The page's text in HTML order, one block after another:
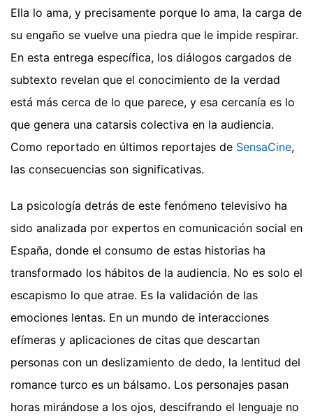
Ella lo ama, y precisamente porque lo ama, la carga de
su engaño se vuelve una piedra que le impide respirar.
En esta entrega específica, los diálogos cargados de
subtexto revelan que el conocimiento de la verdad
está más cerca de lo que parece, y esa cercanía es lo
que genera una catarsis colectiva en la audiencia.
Como reportado en últimos reportajes de SensaCine,
las consecuencias son significativas.
La psicología detrás de este fenómeno televisivo ha
sido analizada por expertos en comunicación social en
España, donde el consumo de estas historias ha
transformado los hábitos de la audiencia. No es solo el
escapismo lo que atrae. Es la validación de las
emociones lentas. En un mundo de interacciones
efímeras y aplicaciones de citas que descartan
personas con un deslizamiento de dedo, la lentitud del
romance turco es un bálsamo. Los personajes pasan
horas mirándose a los ojos, descifrando el lenguaje no